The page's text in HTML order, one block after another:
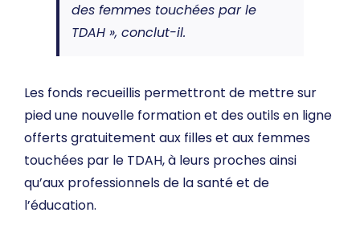
des femmes touchées par le
TDAH », conclut-il.
Les fonds recueillis permettront de mettre sur
pied une nouvelle formation et des outils en ligne
offerts gratuitement aux filles et aux femmes
touchées par le TDAH, à leurs proches ainsi
qu’aux professionnels de la santé et de
l’éducation.